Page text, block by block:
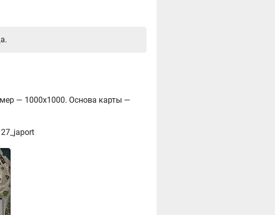
— 1000х1000. Основа карты —